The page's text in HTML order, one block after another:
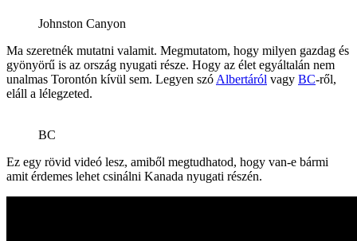
Johnston Canyon
Ma szeretnék mutatni valamit. Megmutatom, hogy milyen gazdag és
gyönyörű is az ország nyugati része. Hogy az élet egyáltalán nem
unalmas Torontón kívül sem. Legyen szó Albertáról vagy BC-ről,
eláll a lélegzeted.
BC
Ez egy rövid videó lesz, amiből megtudhatod, hogy van-e bármi
amit érdemes lehet csinálni Kanada nyugati részén.